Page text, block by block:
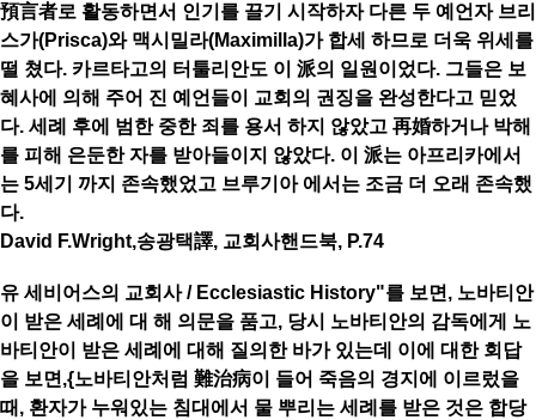
預言者로 활동하면서 인기를 끌기 시작하자 다른 두 예언자 브리
스가(Prisca)와 맥시밀라(Maximilla)가 합세 하므로 더욱 위세를
떨 쳤다. 카르타고의 터툴리안도 이 派의 일원이었다. 그들은 보
혜사에 의해 주어 진 예언들이 교회의 권징을 완성한다고 믿었
다. 세례 후에 범한 중한 죄를 용서 하지 않았고 再婚하거나 박해
를 피해 은둔한 자를 받아들이지 않았다. 이 派는 아프리카에서
는 5세기 까지 존속했었고 브루기아 에서는 조금 더 오래 존속했
다.
David F.Wright,송광택譯, 교회사핸드북, P.74
유 세비어스의 교회사 / Ecclesiastic History"를 보면, 노바티안
이 받은 세례에 대 해 의문을 품고, 당시 노바티안의 감독에게 노
바티안이 받은 세례에 대해 질의한 바가 있는데 이에 대한 회답
을 보면,{노바티안처럼 難治病이 들어 죽음의 경지에 이르렀을
때, 환자가 누워있는 침대에서 물 뿌리는 세례를 받은 것은 합당